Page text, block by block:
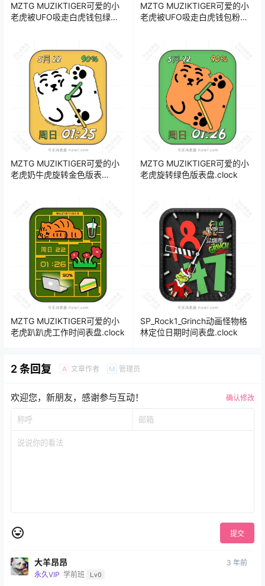
MZTG MUZIKTIGER可爱的小
老虎被UFO吸走白虎钱包绿色
MZTG MUZIKTIGER可爱的小
老虎被UFO吸走白虎钱包粉紫
MZTG MUZIKTIGER可爱的小
老虎奶牛虎旋转金色版表
MZTG MUZIKTIGER可爱的小
老虎旋转绿色版表盘.clock
MZTG MUZIKTIGER可爱的小
老虎趴趴虎工作时间表盘.clock
SP_Rock1_Grinch动画怪物格
林定位日期时间表盘.clock
2 条回复 A 文章作者 M 管理员
欢迎您，新朋友，感谢参与互动！ 确认修改
提交
大羊昂昂
永久VIP 学前班 Lv0
3 年前